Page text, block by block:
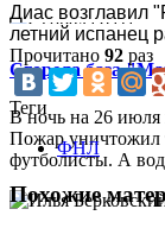
Сгорела база
В ночь на 26
Пожар уничтожил
футболисты. А
Диас возглавил
летний испанец
Прочитано 92 раз
Теги
ФНЛ
Похожие